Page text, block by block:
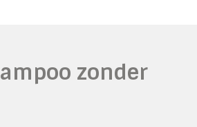
zonder